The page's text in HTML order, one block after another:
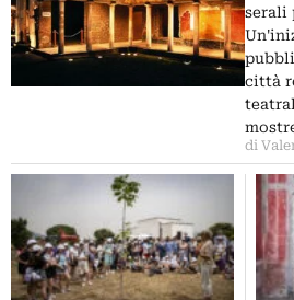
serali
città
di